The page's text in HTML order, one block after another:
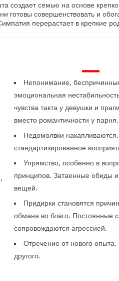
создает семью на основе
готовы совершенствовать и
перерастает в крепкие
—
Непонимание,
эмоциональная
чувства такта у девушки и
вместо романтичности у парня.
Недомолвки
стандартизированное
Упрямство, особенно в
принципов. Затаенные обиды
вещей.
Придирки становятся
обмана во благо. Постоянные
сопровождаются агрессией.
Отречение от нового опыта.
другого.